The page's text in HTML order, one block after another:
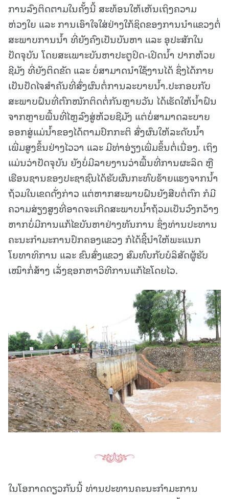
ການລົງຕິດຕາມໃນຄັ້ງນີ້ ສະທ້ອນໃຫ້ເຫັນເຖິງຄວາມ
ຫ່ວງໃຍ ແລະ ການເອົາໃຈໃສ່ຢ່າງໃກ້ຊິດຂອງການນໍາແຂວງຕໍ່
ສະພາບການນໍ້າ ທີ່ຍັງຄົງເປັນບັນຫາ ແລະ ອຸປະສັກໃນ
ປັດຈຸບັນ ໂດຍສະເພາະບັນຫາປະຕູປິດ-ເປີດນໍ້າ ປາກຫ້ວຍ
ຊີມັງ ທີ່ຍັງຕິດຂັດ ແລະ ບໍ່ສາມາດນໍາໃຊ້ງານໄດ້ ຊຶ່ງໄດ້ກາຍ
ເປັນປັດໄຈສຳຄັນທີ່ສົ່ງຜົນຕໍ່ການລະບາຍນໍ້າ.ປະກອບກັບ
ສະພາບຝົນທີ່ຕົກໜັກຕິດຕໍ່ກັນຫຼາຍວັນ ໄດ້ເຮັດໃຫ້ນໍ້າຝົນ
ຈາກຫຼາຍພື້ນທີ່ໄຫຼລົງສູ່ຫ້ວຍຊີມັງ ແຕ່ບໍ່ສາມາດລະບາຍ
ອອກສູ່ແມ່ນໍ້າຂອງໄດ້ຕາມປົກກະຕິ ສົ່ງຜົນໃຫ້ລະດັບນໍ້າ
ເພີ່ມສູງຂຶ້ນຢ່າງໄວວາ ແລະ ມີທ່າອ່ຽງເພີ່ມຂຶ້ນຕໍ່ເນື່ອງ. ເຖິງ
ແມ່ນວ່າປັດຈຸບັນ ຍັງບໍ່ມີລາຍງານວ່າພື້ນທີ່ການຜະລິດ ຫຼື
ເຮືອນຊານຂອງປະຊາຊົນໄດ້ຮັບຜົນກະທົບຮ້າຍແຮງຈາກນໍ້າ
ຖ້ວມໃນເຂດດັ່ງກ່າວ ແຕ່ຫາກສະພາບຝົນຍັງສືບຕໍ່ຕົກ ກໍມີ
ຄວາມສ່ຽງສູງທີ່ອາດຈະເກີດສະພາບນໍ້າຖ້ວມເປັນວົງກວ້າງ
ຫາກບໍ່ມີການແກ້ໄຂບັນຫາຢ່າງທັນການ ຊຶ່ງທ່ານປະທານ
ຄະນະກຳມະການປົກຄອງແຂວງ ກໍໄດ້ຊີ້ນໍາໃຫ້ພະແນກ
ໂຍທາທິການ ແລະ ຂົນສົ່ງແຂວງ ສົມທົບກັບບໍລິສັດຜູ້ຮັບ
ເໝົາກໍ່ສ້າງ ເລັ່ງຊອກຫາວິທີການແກ້ໄຂໂດຍໄວ.
ໃນໂອກາດດຽວກັນນີ້ ທ່ານປະທານຄະນະກຳມະການ